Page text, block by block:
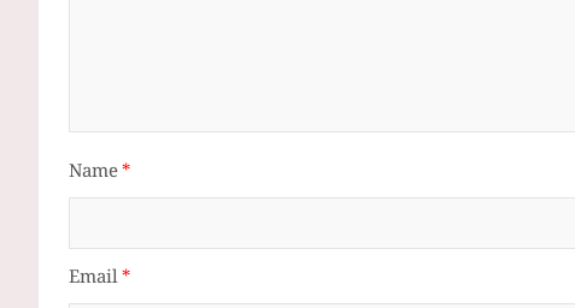
Name*
Email*